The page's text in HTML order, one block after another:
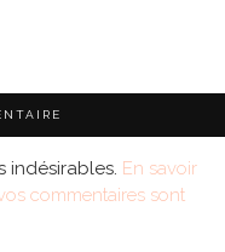
indésirables. En savoir
commentaires sont